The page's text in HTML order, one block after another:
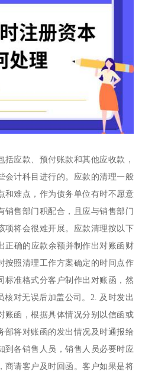
应款、预付账款和其他应收款，
会计科目进行的。应款的清理一般
和难点，作为债务单位有时不愿意
销售部门积配合，且应与销售部门
项将会很难开展。应款清理按以下
正确的应款余额并制作出对账函财
按照清理工作方案确定的时间点作
标准格式分客户制作出对账函，然
核对无误后加盖公司。2. 及时发出
账函，根据具体情况分别以信函或
部将对账函的发出情况及时通报给
到各销售人员，销售人员必要时应
商请客户及时回函。客户如果是将